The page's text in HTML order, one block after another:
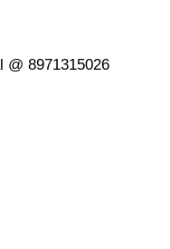
@ 8971315026